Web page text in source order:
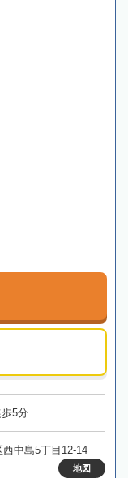
5分
西中島5丁目12-14
地図